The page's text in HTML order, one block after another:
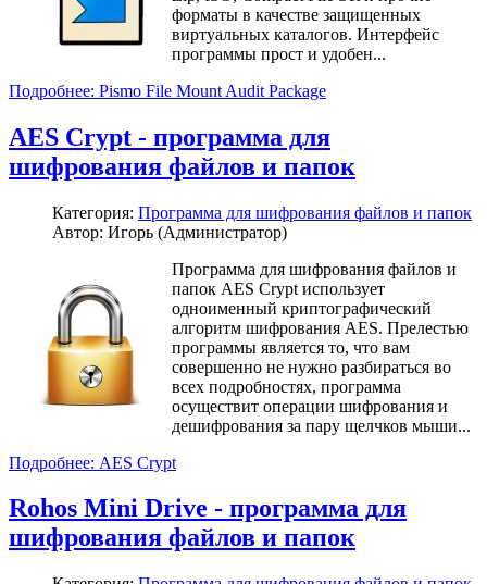
форматы в качестве защищенных
виртуальных каталогов. Интерфейс
программы прост и удобен...
Подробнее: Pismo File Mount Audit Package
AES Crypt - программа для
шифрования файлов и папок
Категория: Программа для шифрования файлов и папок
Автор: Игорь (Администратор)
Программа для шифрования файлов и
папок AES Crypt использует
одноименный криптографический
алгоритм шифрования AES. Прелестью
программы является то, что вам
совершенно не нужно разбираться во
всех подробностях, программа
осуществит операции шифрования и
дешифрования за пару щелчков мыши...
Подробнее: AES Crypt
Rohos Mini Drive - программа для
шифрования файлов и папок